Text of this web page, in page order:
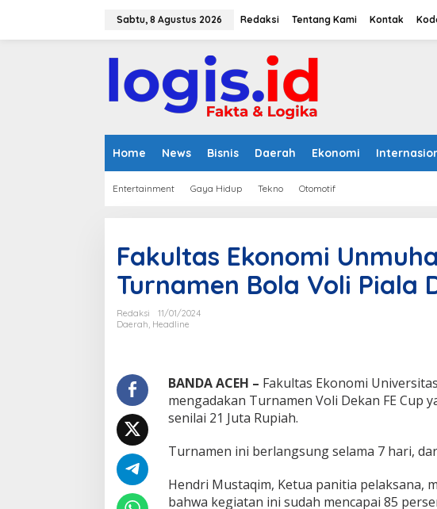
Sabtu, 8 Agustus 2026 Redaksi Tentang Kami Kontak
Home News Bisnis Daerah Ekonomi
Entertainment Gaya Hidup Tekno Otomotif
Fakultas Ekonomi
Turnamen Bola Voli Piala
Redaksi
11/01/2024
Daerah, Headline
BANDA ACEH – Fakultas Ekonomi
mengadakan Turnamen Voli Dekan FE Cup
senilai 21 Juta Rupiah.
Turnamen ini berlangsung selama 7 hari,
Hendri Mustaqim, Ketua panitia pelaksana,
bahwa kegiatan ini sudah mencapai 85